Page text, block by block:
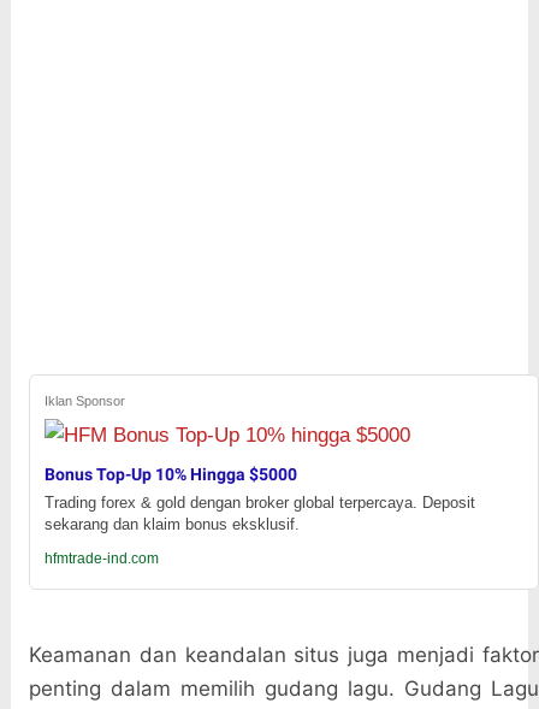
Iklan Sponsor
Bonus Top-Up 10% Hingga $5000
Trading forex & gold dengan broker global terpercaya. Deposit
sekarang dan klaim bonus eksklusif.
hfmtrade-ind.com
Keamanan dan keandalan situs juga menjadi faktor
penting dalam memilih gudang lagu. Gudang Lagu